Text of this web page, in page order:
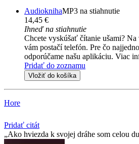
AudioknihaMP3 na stiahnutie
14,45 €
Ihneď na stiahnutie
Chcete vyskúšať čítanie ušami?
vám postačí telefón. Pre čo
odporúčame našu aplikáciu. Viac
Pridať do zoznamu
Vložiť do košíka
Hore
Pridať citát
Ako hviezda k svojej dráhe som celou